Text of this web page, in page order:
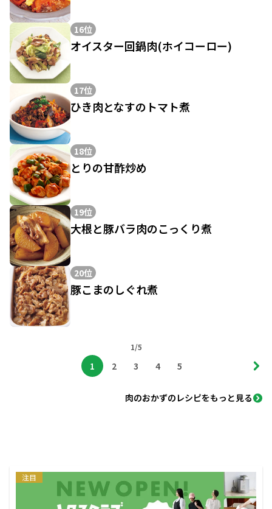
16位
オイスター回鍋肉(ホイコーロー)
17位
ひき肉となすのトマト煮
18位
とりの甘酢炒め
19位
大根と豚バラ肉のこっくり煮
20位
豚こまのしぐれ煮
1/5
1 2 3 4 5
肉のおかずのレシピをもっと見る
注目